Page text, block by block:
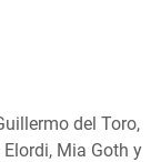
del Toro,
Mia Goth y